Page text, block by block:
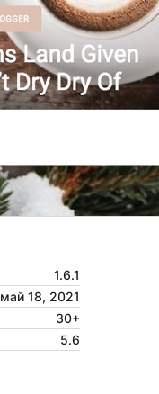
1.6.1
май 18, 2021
30+
5.6